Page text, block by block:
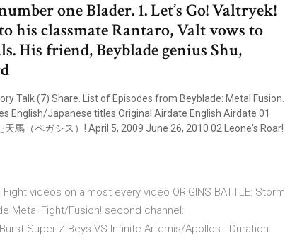
one Blader. 1. Let’s Go! Valtryek!
his classmate Rantaro, Valt vows to
His friend, Beyblade genius Shu,
Talk (7) Share. List of Episodes from Beyblade: Metal Fusion.
English/Japanese titles Original Airdate English Airdate 01
馬（ペガシス）! April 5, 2009 June 26, 2010 02 Leone's Roar!
videos on almost every video ORIGINS BATTLE: Storm
Metal Fight/Fusion! second channel:
Super Z Beys VS Infinite Artemis/Apollos - Duration: